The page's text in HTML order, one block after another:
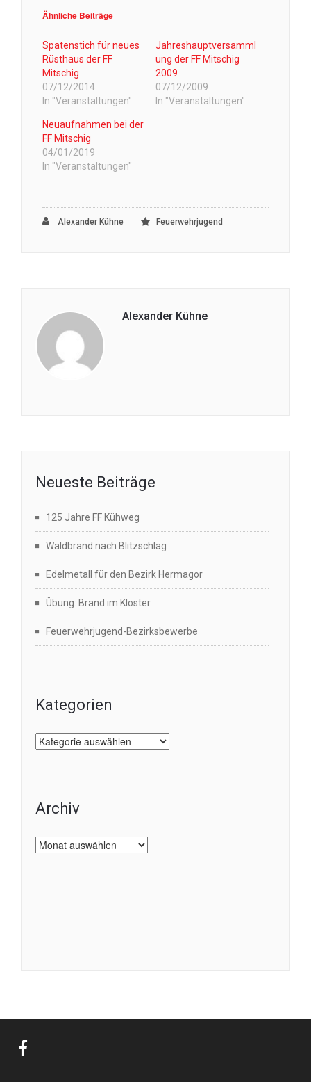
Ähnliche Beiträge
Spatenstich für neues
Rüsthaus der FF
Mitschig
07/12/2014
In "Veranstaltungen"
Jahreshauptversamml
ung der FF Mitschig
2009
07/12/2009
In "Veranstaltungen"
Neuaufnahmen bei der
FF Mitschig
04/01/2019
In "Veranstaltungen"
Alexander Kühne Feuerwehrjugend
Alexander Kühne
Neueste Beiträge
125 Jahre FF Kühweg
Waldbrand nach Blitzschlag
Edelmetall für den Bezirk Hermagor
Übung: Brand im Kloster
Feuerwehrjugend-Bezirksbewerbe
Kategorien
Kategorien
Archiv
Archiv